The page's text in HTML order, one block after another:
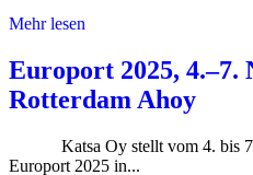
Mehr lesen
Europort 2025, 4.–7.
Rotterdam Ahoy
Katsa Oy stellt vom 4. bis 7.
Europort 2025 in...